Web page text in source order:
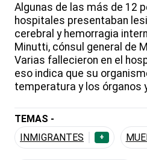
Algunas de las más de 12
hospitales presentaban
cerebral y hemorragia
Minutti, cónsul general de
Varias fallecieron en el
eso indica que su
temperatura y los órganos
TEMAS -
INMIGRANTES
+